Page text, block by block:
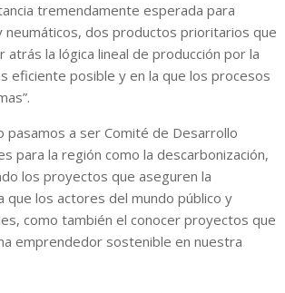
tremendamente esperada para
dos productos prioritarios que
la lógica lineal de producción por la
eficiente posible y en la que los procesos
pasamos a ser Comité de Desarrollo
para la región como la descarbonización,
los proyectos que aseguren la
que los actores del mundo público y
como también el conocer proyectos que
emprendedor sostenible en nuestra